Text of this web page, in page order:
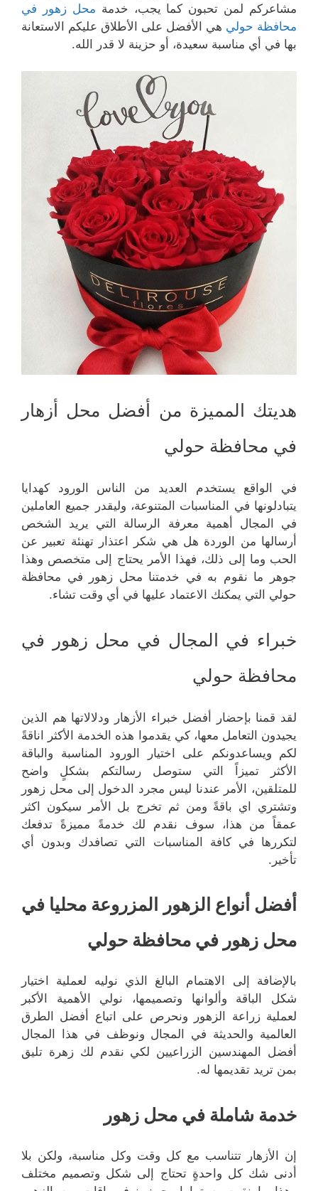
مشاعركم لمن تحبون كما يجب، خدمة محل زهور في
محافظة حولي هي الأفضل على الأطلاق عليكم الاستعانة
بها في أي مناسبة سعيدة، أو حزينة لا قدر الله.
هديتك المميزة من أفضل محل أزهار
في محافظة حولي
في الواقع يستخدم العديد من الناس الورود كهدايا
يتبادلونها في المناسبات المتنوعة، وليقدر جميع العاملين
في المجال أهمية معرفة الرسالة التي يريد الشخص
أرسالها من الوردة هل هي شكر اعتذار تهنئة تعبير عن
الحب وما إلى ذلك، فهذا الأمر يحتاج إلى متخصص وهذا
جوهر ما نقوم به في خدمتنا محل زهور في محافظة
حولي التي يمكنك الاعتماد عليها في أي وقت تشاء.
خبراء في المجال في محل زهور في
محافظة حولي
لقد قمنا بإحضار أفضل خبراء الأزهار ودلالاتها هم الذين
يجيدون التعامل معها، كي يقدموا هذه الخدمة الأكثر اناقةً
لكم ويساعدونكم على اختيار الورود المناسبة والباقة
الأكثر تميزاً التي ستوصل رسالتكم بشكلٍ واضح
للمتلقين، الأمر عندنا ليس مجرد الدخول إلى محل زهور
وتشتري اي باقةً ومن ثم تخرج بل الأمر سيكون اكثر
عمقاً من هذا، سوف نقدم لك خدمةً مميزةً تدفعك
لتكررها في كافة المناسبات التي تصافدك وبدون أي
تأخير.
أفضل أنواع الزهور المزروعة محليا في
محل زهور في محافظة حولي
بالإضافة إلى الاهتمام البالغ الذي نوليه لعملية اختيار
شكل الباقة وألوانها وتصميمها، نولي الأهمية الأكبر
لعملية زراعة الزهور ونحرص على اتباع أفضل الطرق
العالمية والحديثة في المجال ونوظف في هذا المجال
أفضل المهندسين الزراعيين لكي نقدم لك زهرة تليق
بمن تريد تقديمها له.
خدمة شاملة في محل زهور
إن الأزهار تتناسب مع كل وقت وكل مناسبة، ولكن بلا
أدنى شك كل واحدةٍ تحتاج إلى شكل وتصميم مختلف